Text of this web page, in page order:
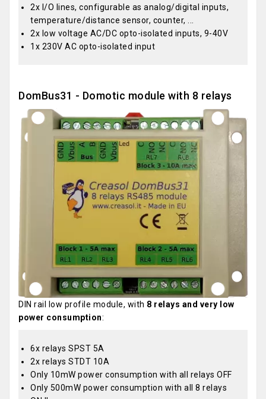
2x I/O lines, configurable as analog/digital inputs,
temperature/distance sensor, counter, ...
2x low voltage AC/DC opto-isolated inputs, 9-40V
1x 230V AC opto-isolated input
DomBus31 - Domotic module with 8 relays
DIN rail low profile module, with 8 relays and very low
power consumption:
6x relays SPST 5A
2x relays STDT 10A
Only 10mW power consumption with all relays OFF
Only 500mW power consumption with all 8 relays